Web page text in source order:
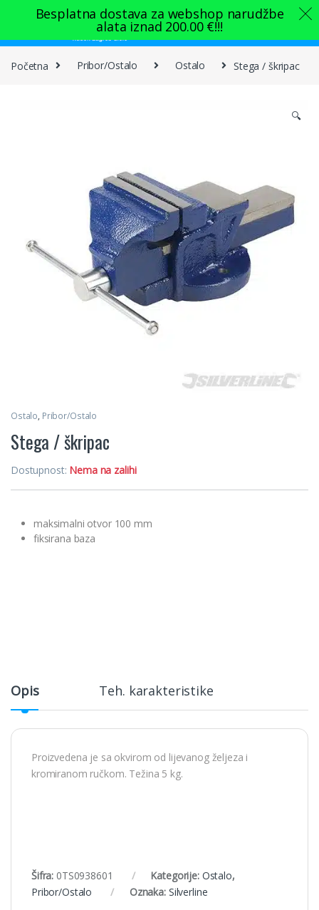
Skip to navigation
Skip to content
Početna Pribor/Ostalo Ostalo Stega / škripac
🔍
Ostalo, Pribor/Ostalo
Stega / škripac
Dostupnost: Nema na zalihi
maksimalni otvor 100 mm
fiksirana baza
Opis Teh. karakteristike
Proizvedena je sa okvirom od lijevanog željeza i
kromiranom ručkom. Težina 5 kg.
Šifra: 0TS0938601 Kategorije: Ostalo,
Pribor/Ostalo
Oznaka: Silverline
Besplatna dostava za webshop narudžbe
alata iznad 200.00 €!!!